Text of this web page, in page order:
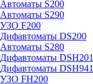
Автоматы S200
Автоматы S290
УЗО F200
Дифавтоматы DS200
Автоматы S280
Дифавтоматы
Дифавтоматы
УЗО FH200